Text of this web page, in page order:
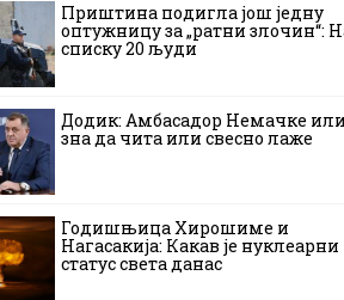
Приштина подигла још једну
оптужницу за „ратни злочин“:
списку 20 људи
Додик: Амбасадор Немачке
зна да чита или свесно лаже
Годишњица Хирошиме и
Нагасакија: Какав је нуклеарни
статус света данас